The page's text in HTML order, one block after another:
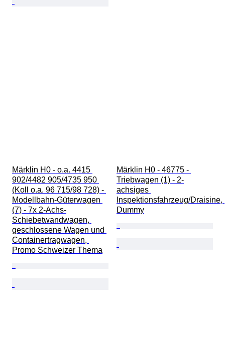
Märklin H0 - o.a. 4415
902/4482 905/4735 950
(Koll o.a. 96 715/98 728) -
Modellbahn-Güterwagen
(7) - 7x 2-Achs-
Schiebetwandwagen,
geschlossene Wagen und
Containertragwagen,
Promo Schweizer Thema
Märklin H0 - 46775 -
Triebwagen (1) - 2-
achsiges
Inspektionsfahrzeug/Draisine,
Dummy